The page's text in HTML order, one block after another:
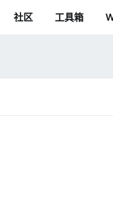
社区 工具箱